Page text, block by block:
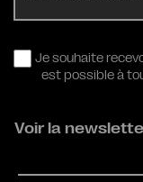
Je souhaite
est possible à
Voir la